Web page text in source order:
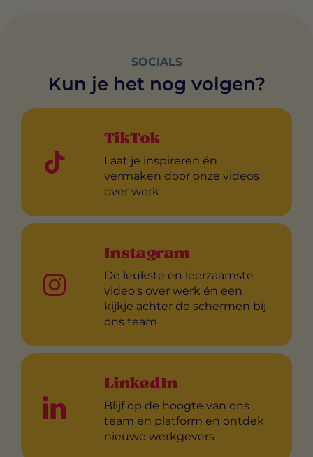
SOCIALS
Kun je het nog volgen?
TikTok
Laat je inspireren én
vermaken door onze videos
over werk
Instagram
De leukste en leerzaamste
video's over werk én een
kijkje achter de schermen bij
ons team
LinkedIn
Blijf op de hoogte van ons
team en platform en ontdek
nieuwe werkgevers